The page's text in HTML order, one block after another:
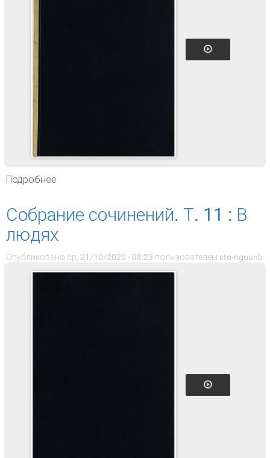
Подробнее
Собрание сочинений. Т. 11 : В
людях
Опубликовано ср, 21/10/2020 - 08:23 пользователем sto-ngounb